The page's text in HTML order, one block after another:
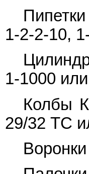
1-2-2-10,
1-1000
Колбы
29/32 ТС